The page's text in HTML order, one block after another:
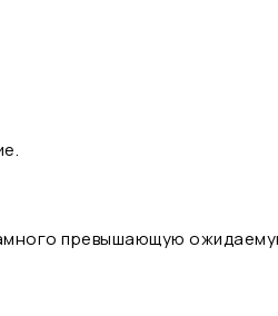
превышающую